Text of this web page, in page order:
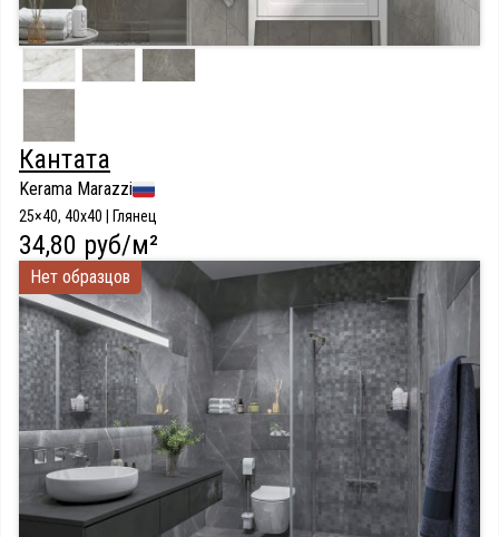
Кантата
Kerama Marazzi
25×40, 40x40 | Глянец
34,80 руб/м²
Нет образцов